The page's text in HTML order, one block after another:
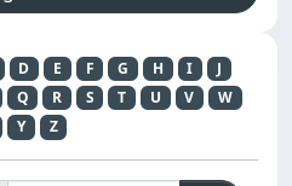
D E F G H I
J
Q R S T U V
W
Y Z